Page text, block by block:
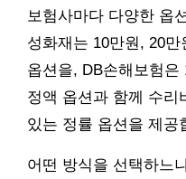
보험사마다 다양한 옵
성화재는 10만원, 20
옵션을, DB손해보험은
정액 옵션과 함께 수리
있는 정률 옵션을 제공
어떤 방식을 선택하느